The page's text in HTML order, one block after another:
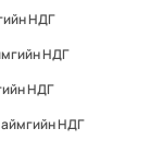
НДГ
НДГ
НДГ
НДГ